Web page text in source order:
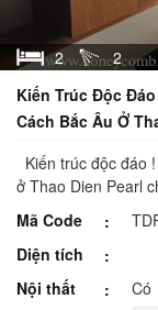
2
2
Kiến Trúc Độc
Cách Bắc Âu Ở
Kiến trúc độc đáo
ở Thao Dien Pearl
Mã Code
Diện tích
Nội thất
Có